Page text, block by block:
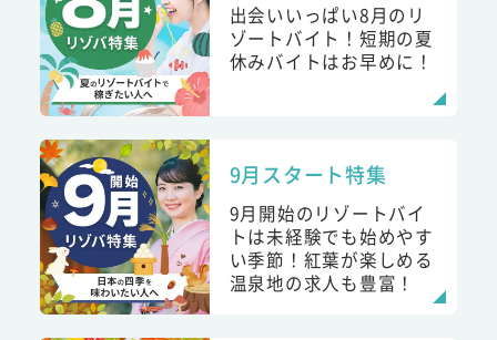
出会いいっぱい8月のリ
ゾートバイト！短期の夏
休みバイトはお早めに！
9月スタート特集
9月開始のリゾートバイ
トは未経験でも始めやす
い季節！紅葉が楽しめる
温泉地の求人も豊富！